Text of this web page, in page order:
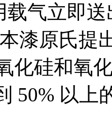
载气立即
漆原氏提
化硅和氧
50% 以上